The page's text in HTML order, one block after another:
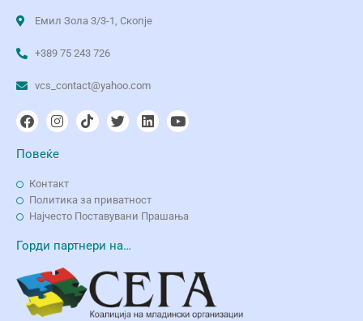
Емил Зола 3/3-1, Скопје
+389 75 243 726
vcs_contact@yahoo.com
Повеќе
Контакт
Политика за приватност
Најчесто Поставувани Прашања
Горди партнери на…